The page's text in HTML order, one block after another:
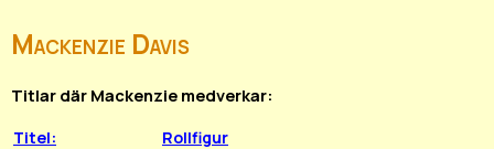
Mackenzie Davis
Titlar där Mackenzie medverkar:
Titel:
Rollfigur